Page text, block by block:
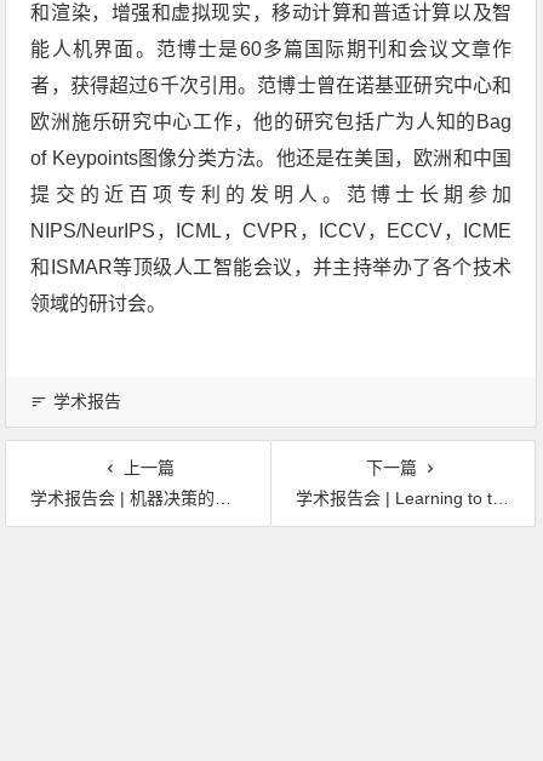
和渲染，增强和虚拟现实，移动计算和普适计算以及智
能人机界面。范博士是60多篇国际期刊和会议文章作
者，获得超过6千次引用。范博士曾在诺基亚研究中心和
欧洲施乐研究中心工作，他的研究包括广为人知的Bag
of Keypoints图像分类方法。他还是在美国，欧洲和中国
提交的近百项专利的发明人。范博士长期参加
NIPS/NeurIPS，ICML，CVPR，ICCV，ECCV，ICME
和ISMAR等顶级人工智能会议，并主持举办了各个技术
领域的研讨会。
学术报告
上一篇
学术报告会 | 机器决策的革命
下一篇
学术报告会 | Learning to track and segment objects in videos